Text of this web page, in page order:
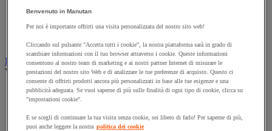
Lampada portatile
Proiettore da cantiere
Torcia
Ingrassaggio e lubrificazione
Vedi tutte le categorie
Anti-aderente
Attrezzi per lubrificazione
Grasso e olio
Lubrificante e sbloccante
Benvenuto in Manutan
Per noi è importante offrirti una visita personalizzata del nostro sito web!
Cliccando sul pulsante "Accetta tutti i cookie", la nostra piattaforma sarà in grado di
scambiare informazioni con il tuo browser attraverso i cookie. Queste informazioni
consentono al nostro team di marketing e ai nostri partner Internet di misurare le
prestazioni del nostro sito Web e di analizzare le tue preferenze di acquisto. Questo ci
consente di offrirti prodotti ancora più personalizzati in base alle tue esigenze e una
pubblicità adeguata. Se vuoi saperne di più sulle finalità di ogni tipo di cookie, clicca su
"impostazioni cookie".
E se scegli di continuare la tua visita senza cookie, sei libero di farlo! Per saperne di più,
puoi anche leggere la nostra politica dei cookie